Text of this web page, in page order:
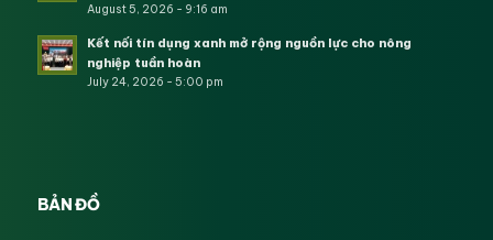
August 5, 2026 - 9:16 am
Kết nối tín dụng xanh mở rộng nguồn lực cho nông
nghiệp tuần hoàn
July 24, 2026 - 5:00 pm
BẢN ĐỒ